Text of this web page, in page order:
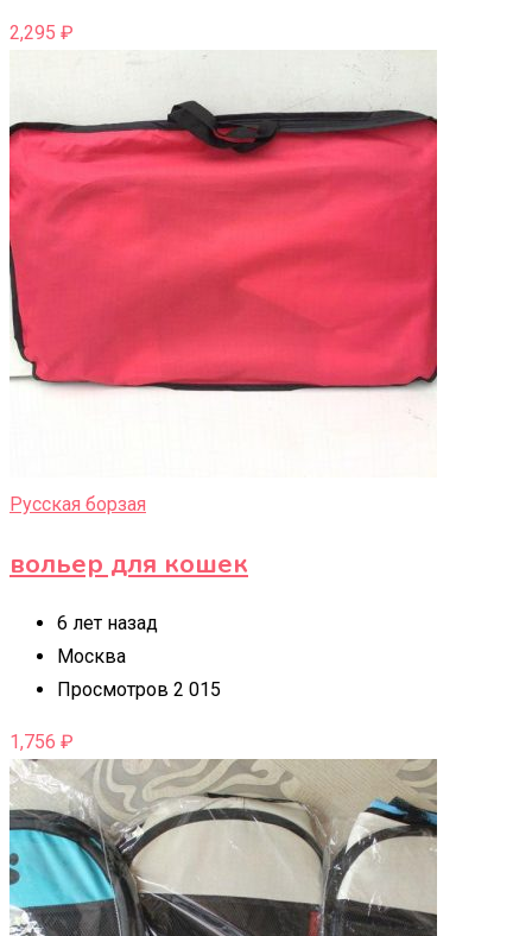
2,295 ₽
Русская борзая
вольер для кошек
6 лет назад
Москва
Просмотров 2 015
1,756 ₽